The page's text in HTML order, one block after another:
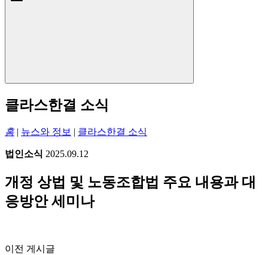
클라스한결 소식
홈 뉴스와 정보 클라스한결 소식
법인소식 2025.09.12
개정 상법 및 노동조합법 주요 내용과 대
응방안 세미나
이전 게시글